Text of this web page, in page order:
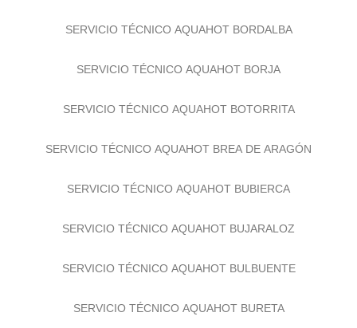
SERVICIO TÉCNICO AQUAHOT BORDALBA
SERVICIO TÉCNICO AQUAHOT BORJA
SERVICIO TÉCNICO AQUAHOT BOTORRITA
SERVICIO TÉCNICO AQUAHOT BREA DE ARAGÓN
SERVICIO TÉCNICO AQUAHOT BUBIERCA
SERVICIO TÉCNICO AQUAHOT BUJARALOZ
SERVICIO TÉCNICO AQUAHOT BULBUENTE
SERVICIO TÉCNICO AQUAHOT BURETA